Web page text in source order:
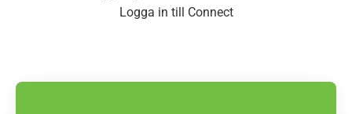
Logga in till Connect